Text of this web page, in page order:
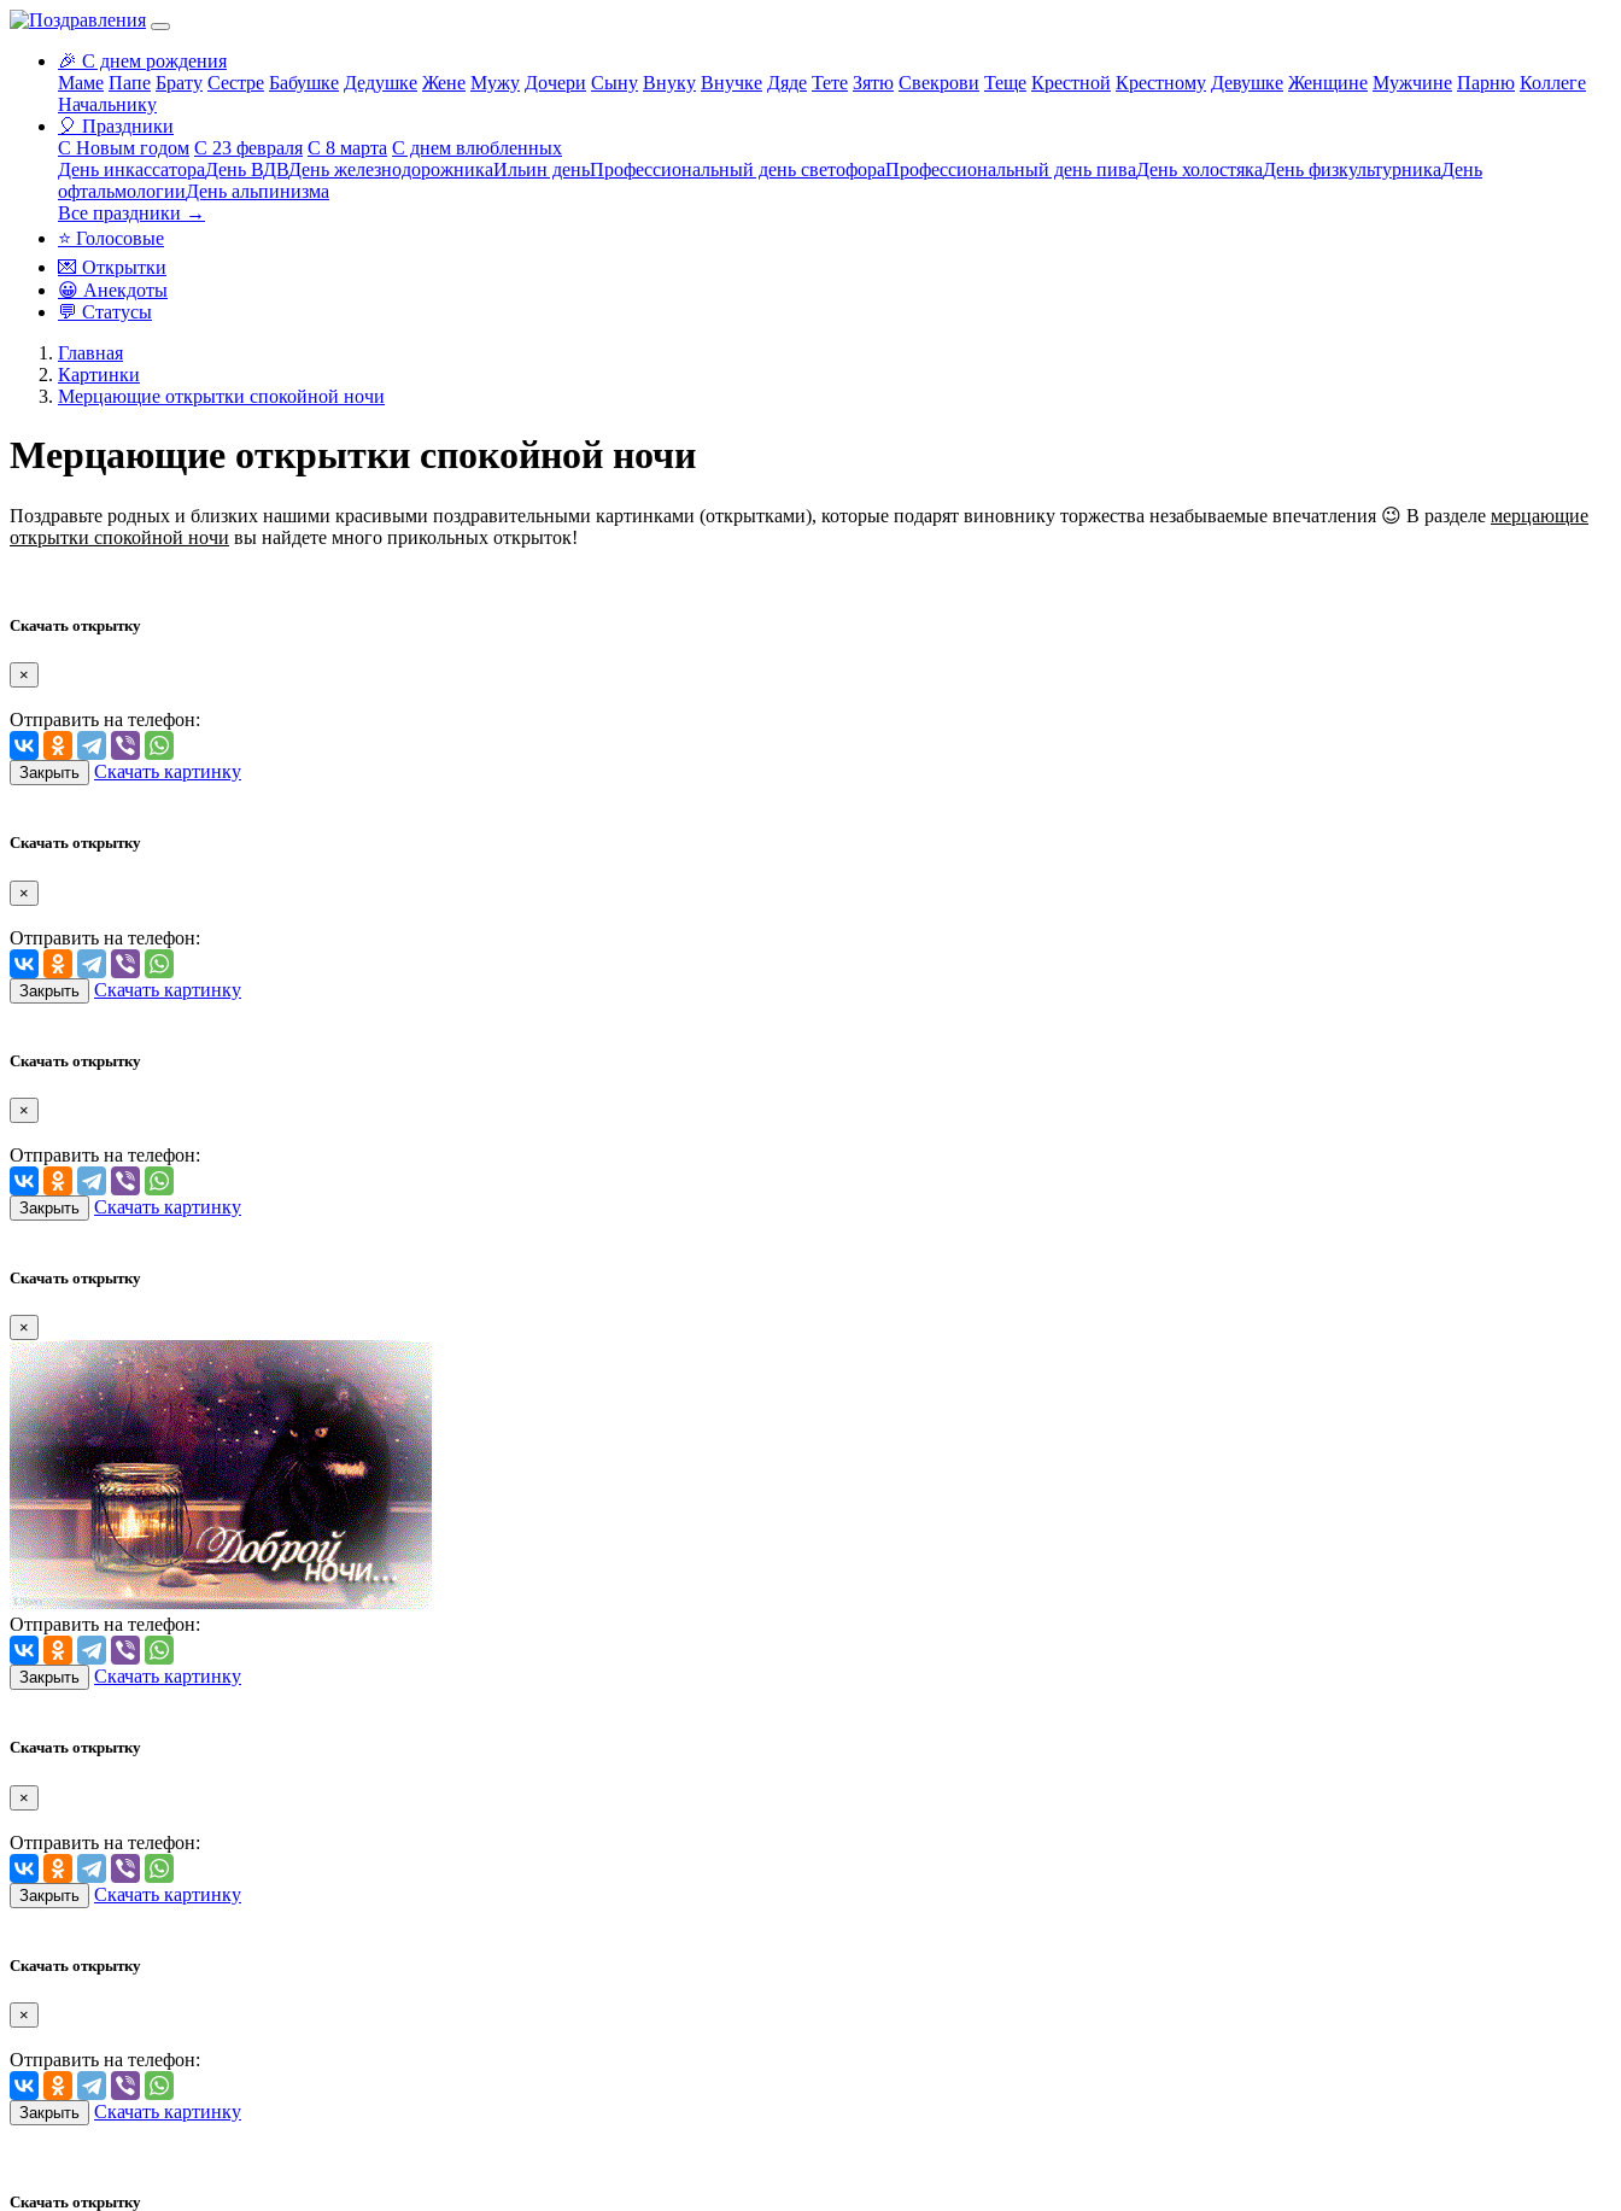
🎉 С днем рождения
Маме Папе Брату Сестре Бабушке Дедушке Жене Мужу Дочери Сыну Внуку Внучке Дяде Тете Зятю Свекрови Теще Крестной Крестному Девушке Женщине Мужчине Парню Коллеге
Начальнику
🎈 Праздники
С Новым годом С 23 февраля С 8 марта С днем влюбленных
День инкассатораДень ВДВДень железнодорожникаИльин деньПрофессиональный день светофораПрофессиональный день пиваДень холостякаДень физкультурникаДень
офтальмологииДень альпинизма
Все праздники →
⭐ Голосовые
💌 Открытки
😀 Анекдоты
💬 Статусы
Главная
Картинки
Мерцающие открытки спокойной ночи
Мерцающие открытки спокойной ночи
Поздравьте родных и близких нашими красивыми поздравительными картинками (открытками), которые подарят виновнику торжества незабываемые впечатления 😉 В разделе мерцающие
открытки спокойной ночи вы найдете много прикольных открыток!
Скачать открытку
×
Отправить на телефон:
Закрыть Скачать картинку
Скачать открытку
×
Отправить на телефон:
Закрыть Скачать картинку
Скачать открытку
×
Отправить на телефон:
Закрыть Скачать картинку
Скачать открытку
×
Отправить на телефон:
Закрыть Скачать картинку
Скачать открытку
×
Отправить на телефон:
Закрыть Скачать картинку
Скачать открытку
×
Отправить на телефон:
Закрыть Скачать картинку
Скачать открытку